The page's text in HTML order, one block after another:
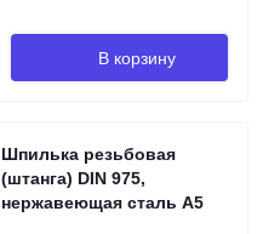
В корзину
Шпилька резьбовая
(штанга) DIN 975,
нержавеющая сталь А5